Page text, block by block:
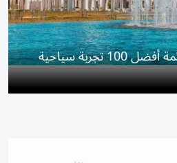
«قصر الوطن» ضمن قائمة أفضل 100 تجربة سياحية